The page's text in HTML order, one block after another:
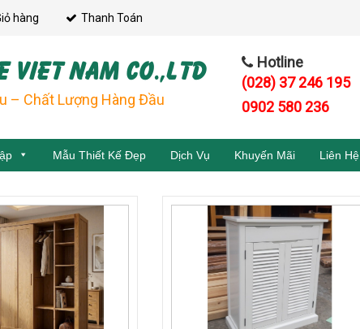
hàng Thanh Toán
VIET NAM CO.,LTD
– Chất Lượng Hàng Đầu
Hotline
(028) 37 246 195
0902 580 236
Mẫu Thiết Kế Đẹp Dịch Vụ Khuyến Mãi Liên Hệ